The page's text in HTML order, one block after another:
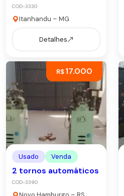
COD-3330
Itanhandu – MG
Detalhes
R$17.000
Usado Venda
2 tornos automáticos
COD-3390